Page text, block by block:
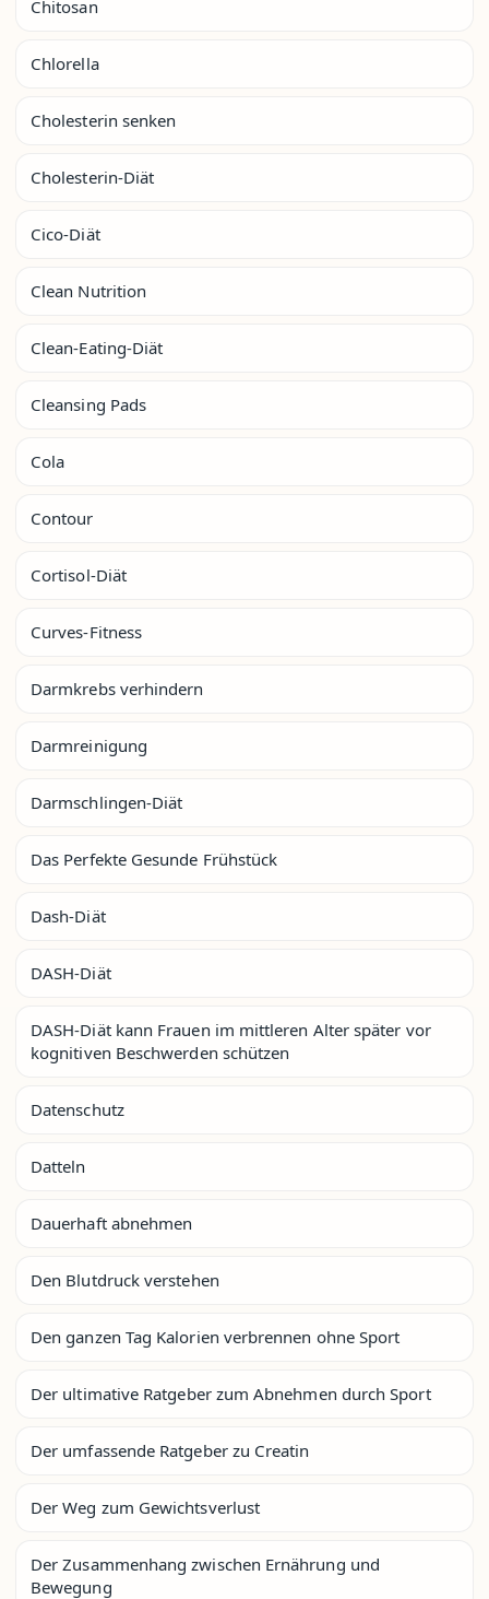
Chitosan
Chlorella
Cholesterin senken
Cholesterin-Diät
Cico-Diät
Clean Nutrition
Clean-Eating-Diät
Cleansing Pads
Cola
Contour
Cortisol-Diät
Curves-Fitness
Darmkrebs verhindern
Darmreinigung
Darmschlingen-Diät
Das Perfekte Gesunde Frühstück
Dash-Diät
DASH-Diät
DASH-Diät kann Frauen im mittleren Alter später vor
kognitiven Beschwerden schützen
Datenschutz
Datteln
Dauerhaft abnehmen
Den Blutdruck verstehen
Den ganzen Tag Kalorien verbrennen ohne Sport
Der ultimative Ratgeber zum Abnehmen durch Sport
Der umfassende Ratgeber zu Creatin
Der Weg zum Gewichtsverlust
Der Zusammenhang zwischen Ernährung und
Bewegung